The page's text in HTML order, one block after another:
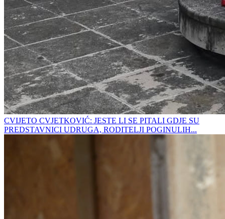
CVIJETO CVJETKOVIĆ: JESTE LI SE PITALI GDJE SU
PREDSTAVNICI UDRUGA, RODITELJI POGINULIH...